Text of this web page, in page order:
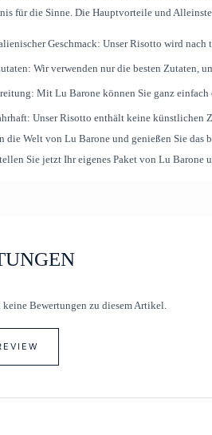
für die Sinne. Die Hauptvorteile und
Geschmack: Unser Risotto wird
Wir verwenden nur die besten Zutaten,
Mit Lu Barone können Sie ganz
Unser Risotto enthält keine künstlichen
die Welt von Lu Barone und genießen Sie das
Sie jetzt Ihr eigenes Paket von Lu Barone
Bewertungen zu diesem Artikel.